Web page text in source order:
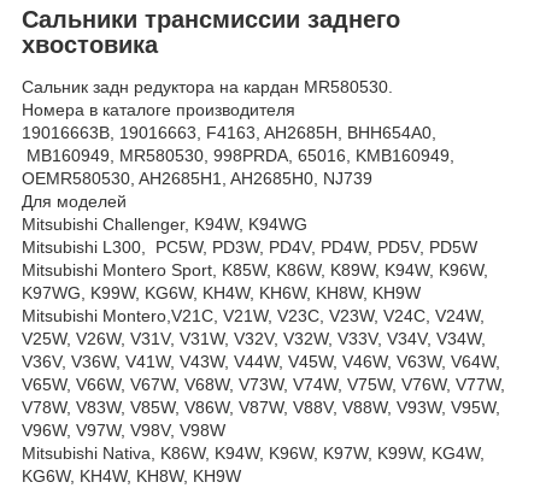
Сальники трансмиссии заднего
хвостовика
Сальник задн редуктора на кардан MR580530.
Номера в каталоге производителя
19016663B, 19016663, F4163, AH2685H, BHH654A0,
MB160949, MR580530, 998PRDA, 65016, KMB160949,
OEMR580530, AH2685H1, AH2685H0, NJ739
Для моделей
Mitsubishi Challenger, K94W, K94WG
Mitsubishi L300, PC5W, PD3W, PD4V, PD4W, PD5V, PD5W
Mitsubishi Montero Sport, K85W, K86W, K89W, K94W, K96W,
K97WG, K99W, KG6W, KH4W, KH6W, KH8W, KH9W
Mitsubishi Montero,V21C, V21W, V23C, V23W, V24C, V24W,
V25W, V26W, V31V, V31W, V32V, V32W, V33V, V34V, V34W,
V36V, V36W, V41W, V43W, V44W, V45W, V46W, V63W, V64W,
V65W, V66W, V67W, V68W, V73W, V74W, V75W, V76W, V77W,
V78W, V83W, V85W, V86W, V87W, V88V, V88W, V93W, V95W,
V96W, V97W, V98V, V98W
Mitsubishi Nativa, K86W, K94W, K96W, K97W, K99W, KG4W,
KG6W, KH4W, KH8W, KH9W